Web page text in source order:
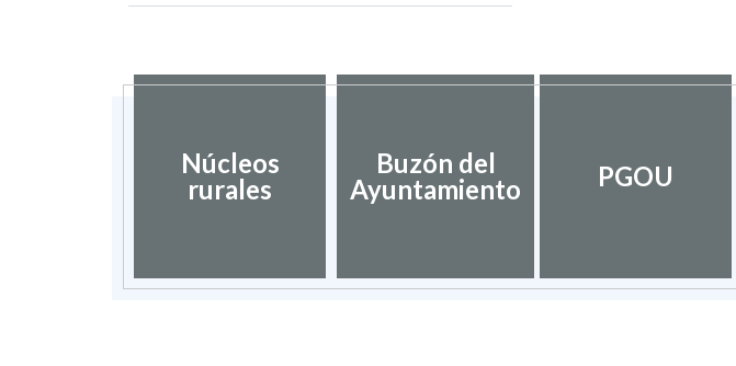
Núcleos
rurales
Buzón del
Ayuntamiento
PGOU